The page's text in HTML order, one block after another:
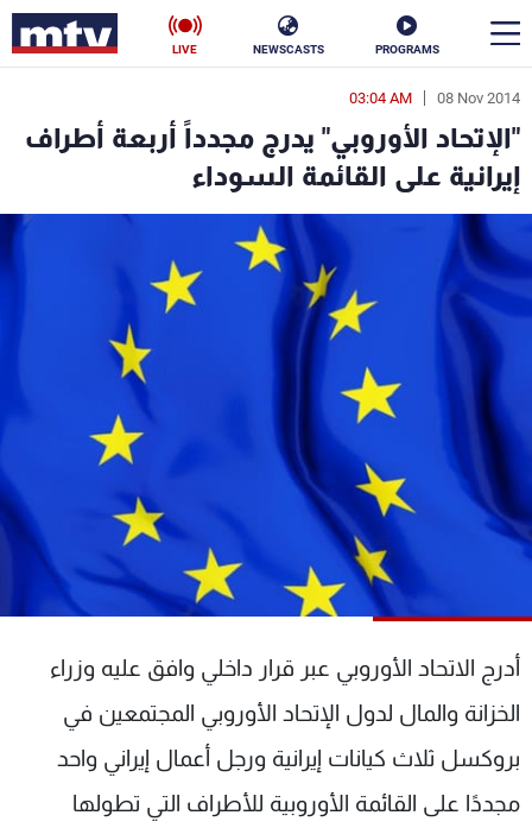
PROGRAMS
NEWSCASTS
LIVE
08 Nov 2014
03:04 AM
"الإتحاد الأوروبي" يدرج مجدداً أربعة أطراف
إيرانية على القائمة السوداء
أدرج الاتحاد الأوروبي عبر قرار داخلي وافق عليه وزراء
الخزانة والمال لدول الإتحاد الأوروبي المجتمعين في
بروكسل ثلاث كيانات إيرانية ورجل أعمال إيراني واحد
مجددًا على القائمة الأوروبية للأطراف التي تطولها
en
الأخبار
سياسة ناس
إقتصاد فن
منوعات
البرامج
جدول البرامج
عن MTV
لاعلاناتكم
وظائف
شروط الإسـتخدام
سياسة الخصوصية